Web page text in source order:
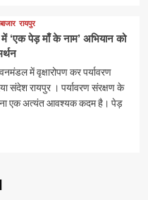
रायपुर
‘एक पेड़ माँ के नाम’ अभियान को
में वृक्षारोपण कर पर्यावरण
संदेश रायपुर । पर्यावरण संरक्षण के
एक अत्यंत आवश्यक कदम है। पेड़